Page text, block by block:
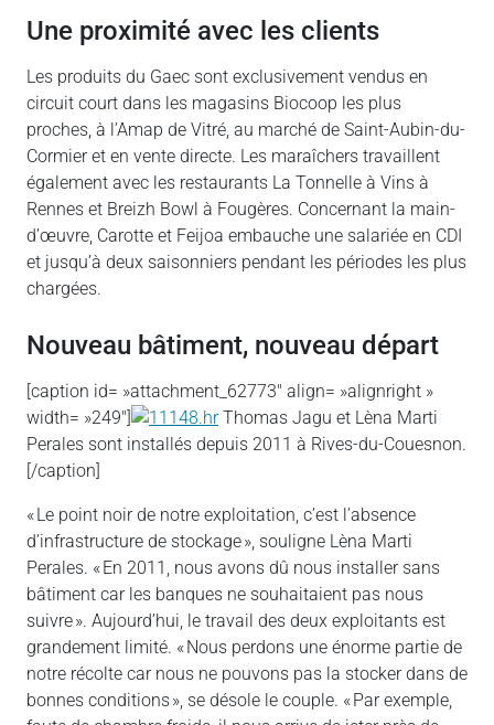
Une proximité avec les clients
Les produits du Gaec sont exclusivement vendus en
circuit court dans les magasins Biocoop les plus
proches, à l’Amap de Vitré, au marché de Saint-Aubin-du-
Cormier et en vente directe. Les maraîchers travaillent
également avec les restaurants La Tonnelle à Vins à
Rennes et Breizh Bowl à Fougères. Concernant la main-
d’œuvre, Carotte et Feijoa embauche une salariée en CDI
et jusqu’à deux saisonniers pendant les périodes les plus
chargées.
Nouveau bâtiment, nouveau départ
[caption id= »attachment_62773″ align= »alignright »
width= »249″]
Thomas Jagu et Lèna Marti
Perales sont installés depuis 2011 à Rives-du-Couesnon.
[/caption]
« Le point noir de notre exploitation, c’est l’absence
d’infrastructure de stockage », souligne Lèna Marti
Perales. « En 2011, nous avons dû nous installer sans
bâtiment car les banques ne souhaitaient pas nous
suivre ». Aujourd’hui, le travail des deux exploitants est
grandement limité. « Nous perdons une énorme partie de
notre récolte car nous ne pouvons pas la stocker dans de
bonnes conditions », se désole le couple. « Par exemple,